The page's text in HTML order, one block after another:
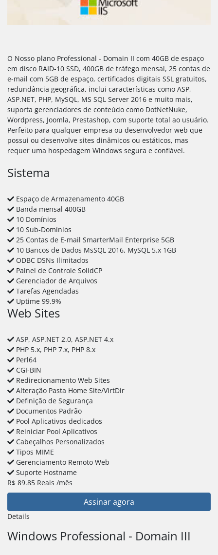
O Nosso plano Professional - Domain II com 40GB de espaço
em disco RAID-10 SSD, 400GB de tráfego mensal, 25 contas de
e-mail com 5GB de espaço, certificados digitais SSL gratuitos,
redundância geográfica, inclui características como ASP,
ASP.NET, PHP, MySQL, MS SQL Server 2016 e muito mais,
suporta gerenciadores de conteúdo como DotNetNuke,
Wordpress, Joomla, Prestashop, com suporte total ao usuário.
Perfeito para qualquer empresa ou desenvolvedor web que
possui ou desenvolve sites dinâmicos ou estáticos, mas
requer uma hospedagem Windows segura e confiável.
Sistema
Espaço de Armazenamento 40GB
Banda mensal 400GB
10 Domínios
10 Sub-Domínios
25 Contas de E-mail SmarterMail Enterprise 5GB
10 Bancos de Dados MsSQL 2016, MySQL 5.x 1GB
ODBC DSNs Ilimitados
Painel de Controle SolidCP
Gerenciador de Arquivos
Tarefas Agendadas
Uptime 99.9%
Web Sites
ASP, ASP.NET 2.0, ASP.NET 4.x
PHP 5.x, PHP 7.x, PHP 8.x
Perl64
CGI-BIN
Redirecionamento Web Sites
Alteração Pasta Home Site/VirtDir
Definição de Segurança
Documentos Padrão
Pool Aplicativos dedicados
Reiniciar Pool Aplicativos
Cabeçalhos Personalizados
Tipos MIME
Gerenciamento Remoto Web
Suporte Hostname
R$ 89.85 Reais /mês
Assinar agora
Details
Windows Professional - Domain III